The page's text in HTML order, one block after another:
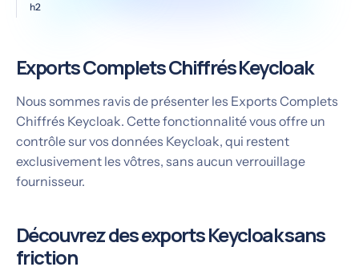
Exports Complets Chiffrés Keycloak
Nous sommes ravis de présenter les Exports Complets
Chiffrés Keycloak. Cette fonctionnalité vous offre un
contrôle sur vos données Keycloak, qui restent
exclusivement les vôtres, sans aucun verrouillage
fournisseur.
Découvrez des exports Keycloak sans
friction
h2